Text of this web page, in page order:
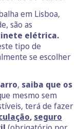
em Lisboa,
são as
elétrica.
tipo de
se escolher
, saiba que os
mesmo sem
terá de fazer
, seguro